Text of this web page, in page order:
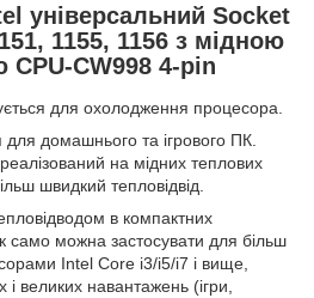
універсальний Socket
1155, 1156 з мідною
CPU-CW998 4-pin
для охолодження процесора.
для домашнього та ігрового ПК.
на мідних теплових
швидкий тепловідвід.
в компактних
само можна застосувати для більш
Intel Core i3/i5/i7 і вище,
великих навантажень (ігри,